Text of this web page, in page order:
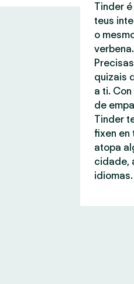
Tinder
teus
o
verbena.
quizais
a ti.
de
Tinder
fixen en
atopa
cidade,